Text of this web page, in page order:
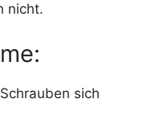
nicht.
sich